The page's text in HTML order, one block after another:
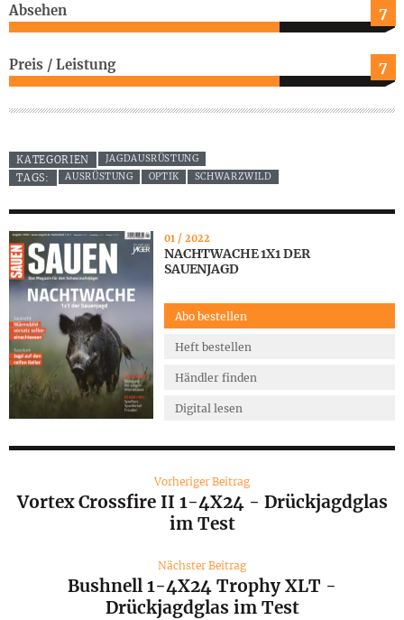
Absehen 7
Preis / Leistung 7
KATEGORIEN JAGDAUSRÜSTUNG
TAGS: AUSRÜSTUNG OPTIK SCHWARZWILD
01 / 2022
NACHTWACHE 1X1 DER
SAUENJAGD
Abo bestellen
Heft bestellen
Händler finden
Digital lesen
Vorheriger Beitrag
Vortex Crossfire II 1-4X24 - Drückjagdglas
im Test
Nächster Beitrag
Bushnell 1-4X24 Trophy XLT -
Drückjagdglas im Test